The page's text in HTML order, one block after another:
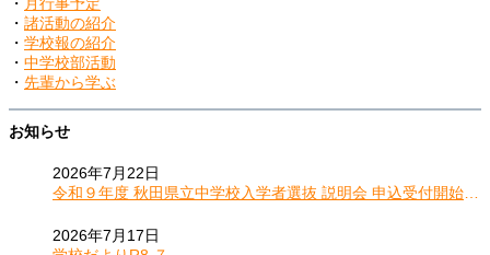
・ 諸活動の紹介
・ 学校報の紹介
・ 中学校部活動
・ 先輩から学ぶ
お知らせ
2026年7月22日
令和９年度 秋田県立中学校入学者選抜 説明会 申込受付開始の
2026年7月17日